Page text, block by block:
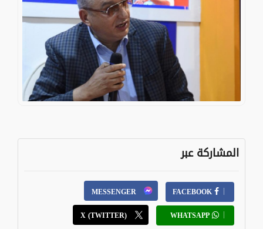
المشاركة عبر
FACEBOOK
MESSENGER
WHATSAPP
X (TWITTER)